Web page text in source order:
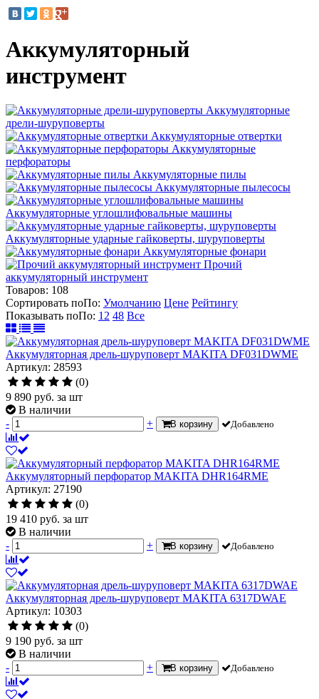
Аккумуляторный
инструмент
Аккумуляторные
дрели-шуруповерты
Аккумуляторные отвертки
Аккумуляторные
перфораторы
Аккумуляторные пилы
Аккумуляторные пылесосы
Аккумуляторные углошлифовальные машины
Аккумуляторные ударные гайковерты, шуруповерты
Аккумуляторные фонари
Прочий
аккумуляторный инструмент
Товаров: 108
Сортировать поПо: Умолчанию Цене Рейтингу
Показывать поПо: 12 48 Все
Аккумуляторная дрель-шуруповерт MAKITA DF031DWME
Артикул: 28593
(0)
9 890 руб. за шт
В наличии
-
+ В корзину Добавлено
Аккумуляторный перфоратор MAKITA DHR164RME
Артикул: 27190
(0)
19 410 руб. за шт
В наличии
-
+ В корзину Добавлено
Аккумуляторная дрель-шуруповерт MAKITA 6317DWAE
Артикул: 10303
(0)
9 190 руб. за шт
В наличии
-
+ В корзину Добавлено